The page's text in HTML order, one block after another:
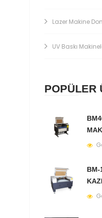
Lazer Makine
UV Baskı
POPÜLER
BM-